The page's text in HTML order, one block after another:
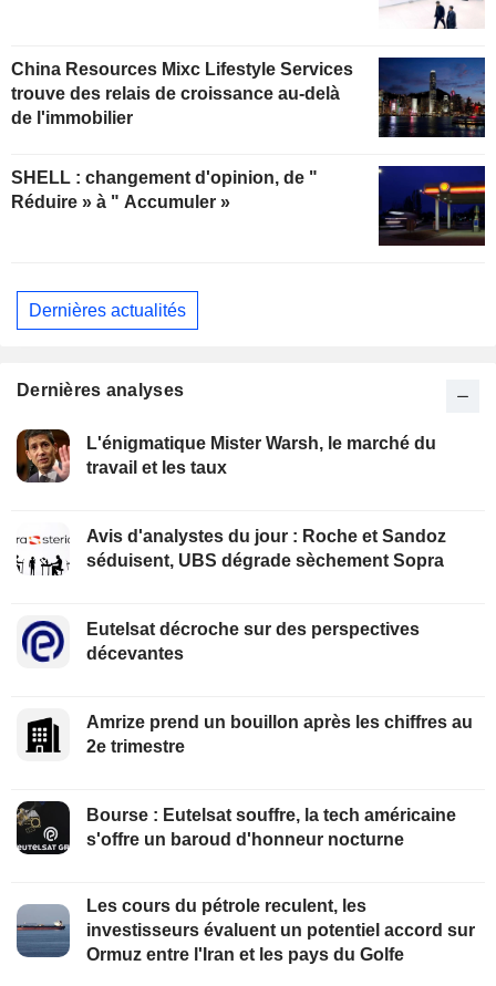
China Resources Mixc Lifestyle Services
trouve des relais de croissance au-delà
de l'immobilier
SHELL : changement d'opinion, de "
Réduire » à " Accumuler »
Dernières actualités
Dernières analyses
L'énigmatique Mister Warsh, le marché du
travail et les taux
Avis d'analystes du jour : Roche et Sandoz
séduisent, UBS dégrade sèchement Sopra
Eutelsat décroche sur des perspectives
décevantes
Amrize prend un bouillon après les chiffres au
2e trimestre
Bourse : Eutelsat souffre, la tech américaine
s'offre un baroud d'honneur nocturne
Les cours du pétrole reculent, les
investisseurs évaluent un potentiel accord sur
Ormuz entre l'Iran et les pays du Golfe